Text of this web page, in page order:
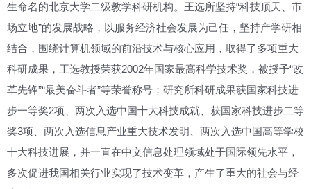
生命名的北京大学二级教学科研机构。王选所坚持“科技顶天、市
场立地”的发展战略，以服务经济社会发展为己任，坚持产学研相
结合，围绕计算机领域的前沿技术与核心应用，取得了多项重大
科研成果，王选教授荣获2002年国家最高科学技术奖，被授予“改
革先锋”“最美奋斗者”等荣誉称号；研究所科研成果获国家科技进
步一等奖2项、两次入选中国十大科技成就、获国家科技进步二等
奖3项、两次入选信息产业重大技术发明、两次入选中国高等学校
十大科技进展，并一直在中文信息处理领域处于国际领先水平，
多次促进我国相关行业实现了技术变革，产生了重大的社会与经